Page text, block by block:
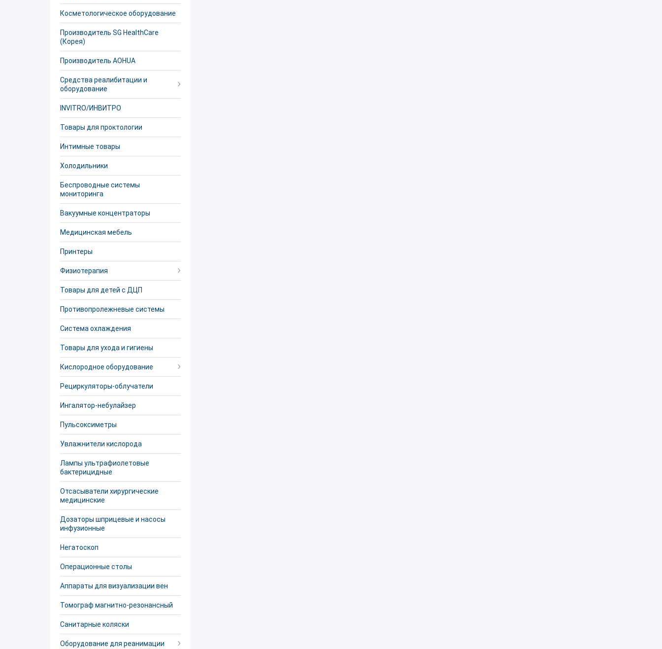
Косметологическое оборудование
Производитель SG HealthCare
(Корея)
Производитель AOHUA
Средства реалибитации и
оборудование
INVITRO/ИНВИТРО
Товары для проктологии
Интимные товары
Холодильники
Беспроводные системы
мониторинга
Вакуумные концентраторы
Медицинская мебель
Принтеры
Физиотерапия
Товары для детей с ДЦП
Противопролежневые системы
Система охлаждения
Товары для ухода и гигиены
Кислородное оборудование
Рециркуляторы-облучатели
Ингалятор-небулайзер
Пульсоксиметры
Увлажнители кислорода
Лампы ультрафиолетовые
бактерицидные
Отсасыватели хирургические
медицинские
Дозаторы шприцевые и насосы
инфузионные
Негатоскоп
Операционные столы
Аппараты для визуализации вен
Томограф магнитно-резонансный
Санитарные коляски
Оборудование для реанимации